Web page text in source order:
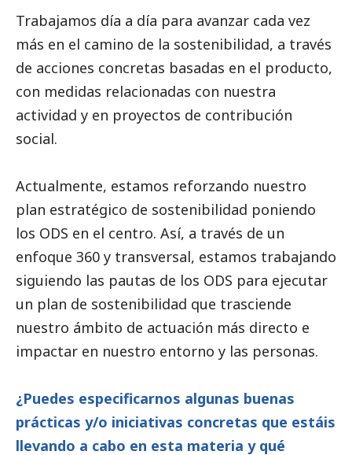
Trabajamos día a día para avanzar cada vez
más en el camino de la sostenibilidad, a través
de acciones concretas basadas en el producto,
con medidas relacionadas con nuestra
actividad y en proyectos de contribución
social.
Actualmente, estamos reforzando nuestro
plan estratégico de sostenibilidad poniendo
los ODS en el centro. Así, a través de un
enfoque 360 y transversal, estamos trabajando
siguiendo las pautas de los ODS para ejecutar
un plan de sostenibilidad que trasciende
nuestro ámbito de actuación más directo e
impactar en nuestro entorno y las personas.
¿Puedes especificarnos algunas buenas
prácticas y/o iniciativas concretas que estáis
llevando a cabo en esta materia y qué